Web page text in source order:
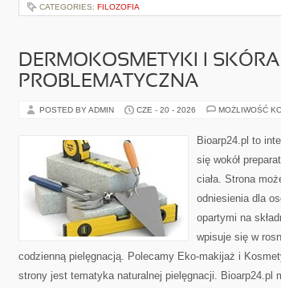
CATEGORIES: FILOZOFIA
DERMOKOSMETYKI I SKÓRA
PROBLEMATYCZNA
POSTED BY ADMIN CZE - 20 - 2026 MOŻLIWOŚĆ
Bioarp24.pl to
się wokół
ciała. Strona
odniesienia dla
opartymi na
wpisuje się w
codzienną pielęgnacją. Polecamy Eko-makijaż i
strony jest tematyka naturalnej pielęgnacji. Bioarp24.pl